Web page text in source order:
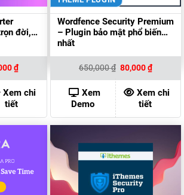
đời,
₫.
₫Giá
hiện
tại
là:
80,000 ₫.
Xem chi
tiết
Wordfence Security Premium
– Plugin bảo mật phổ biến
nhất
650,000₫ Giá
gốc
là:
650,000 ₫.
80,000₫Giá
hiện
tại
là:
80,000
Xem
Demo
Xem chi
tiết